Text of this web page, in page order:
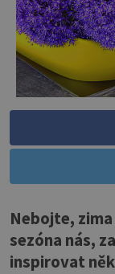
Nebojte,
sezóna nás,
inspirovat